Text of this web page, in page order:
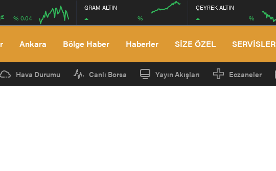
£ % 0.04
GRAM ALTIN
%
ÇEYREK ALTIN
%
Ankara Bölge Haber Haberler SİZE ÖZEL SERVİSLER
Hava Durumu Canlı Borsa Yayın Akışları Eczaneler